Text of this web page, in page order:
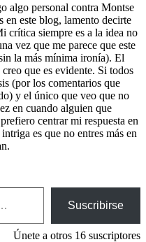
algo personal contra Montse
en este blog, lamento decirte
crítica siempre es a la idea no
vez que me parece que este
la más mínima ironía). El
que es evidente. Si todos
(por los comentarios que
y el único que veo que no
en cuando alguien que
centrar mi respuesta en
es que no entres más en
Suscribirse
Únete a otros 16 suscriptores